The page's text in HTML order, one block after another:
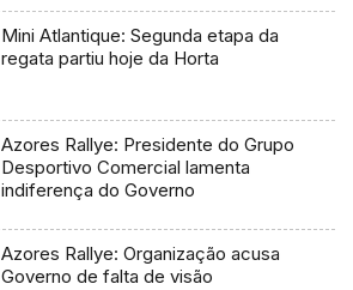
Mini Atlantique: Segunda etapa da
regata partiu hoje da Horta
Azores Rallye: Presidente do Grupo
Desportivo Comercial lamenta
indiferença do Governo
Azores Rallye: Organização acusa
Governo de falta de visão